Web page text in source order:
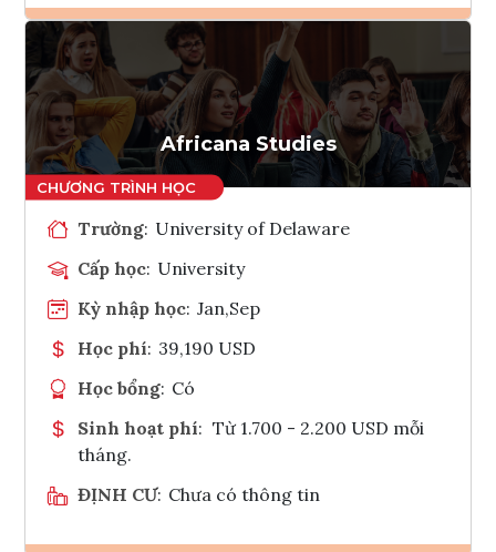
Ghi danh
Tham vấn Interlink
Africana Studies
Trường: University of Delaware
Cấp học: University
Kỳ nhập học: Jan,Sep
Học phí: 39,190 USD
Học bổng: Có
Sinh hoạt phí: Từ 1.700 - 2.200 USD mỗi
tháng.
ĐỊNH CƯ: Chưa có thông tin